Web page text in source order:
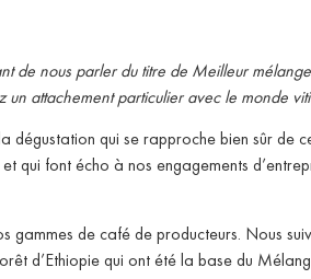
de nous parler du titre de Meilleur
un attachement particulier avec le monde
dégustation qui se rapproche bien sûr de
qui font écho à nos engagements
gammes de café de producteurs. Nous
d’Ethiopie qui ont été la base du